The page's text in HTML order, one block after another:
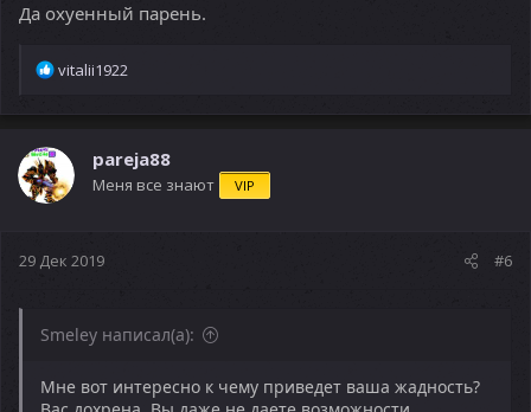
Да охуенный парень.
Р
а
ц
и
и
vitalii1922
pareja88
Меня все знают VIP
29 Дек 2019 #6
Smeley написал(а):
Мне вот интересно к чему приведет ваша жадность?